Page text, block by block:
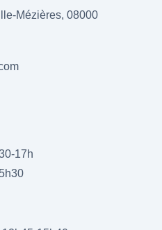
Mézières, 08000
17h